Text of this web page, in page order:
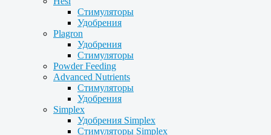
Стимуляторы
Удобрения
Plagron
Удобрения
Стимуляторы
Powder Feeding
Advanced Nutrients
Стимуляторы
Удобрения
Simplex
Удобрения Simplex
Стимуляторы Simplex